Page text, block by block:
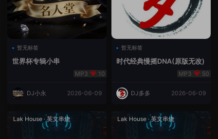
暂无标签
世界杯专辑小串
10
DJ小永 2026-06-09
暂无标签
时代经典慢摇DNA(原版无改)
50
DJ多多 2026-06-09
Lak House ·英文串烧 Lak House ·英文串烧